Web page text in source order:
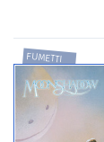
FUMETTI